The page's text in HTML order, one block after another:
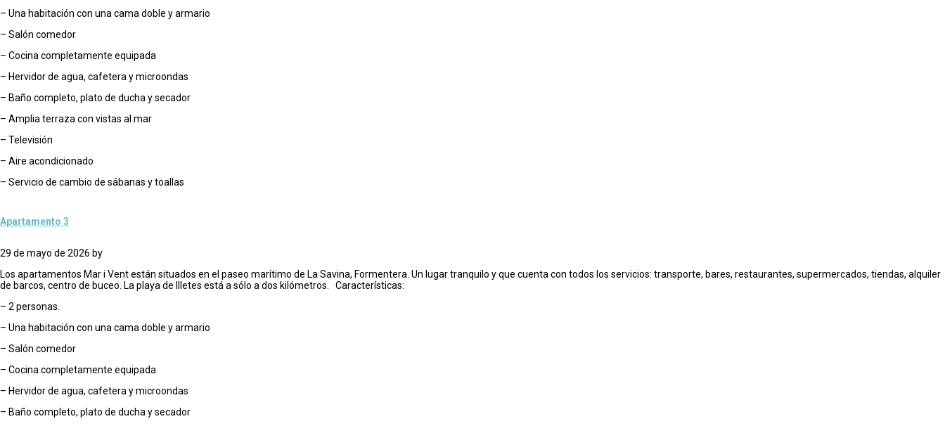
– Una habitación con una cama doble y armario
– Salón comedor
– Cocina completamente equipada
– Hervidor de agua, cafetera y microondas
– Baño completo, plato de ducha y secador
– Amplia terraza con vistas al mar
– Televisión
– Aire acondicionado
– Servicio de cambio de sábanas y toallas
Apartamento 3
29 de mayo de 2026 by
Los apartamentos Mar i Vent están situados en el paseo marítimo de La Savina, Formentera. Un lugar tranquilo y que cuenta con todos los servicios: transporte, bares, restaurantes, supermercados, tiendas, alquiler
de barcos, centro de buceo. La playa de Illetes está a sólo a dos kilómetros. Características:
– 2 personas.
– Una habitación con una cama doble y armario
– Salón comedor
– Cocina completamente equipada
– Hervidor de agua, cafetera y microondas
– Baño completo, plato de ducha y secador